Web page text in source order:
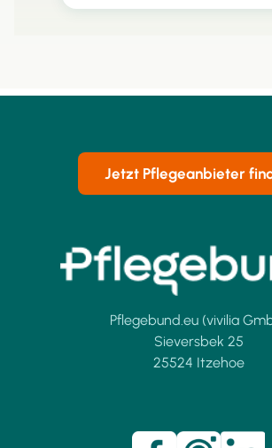
Flexibilität in der
erforderlich, und die
der Pflege an individuelle
Jetzt Pflegeanbieter
Pflegebund.eu (vivilia
Sieversbek 25
25524 Itzehoe